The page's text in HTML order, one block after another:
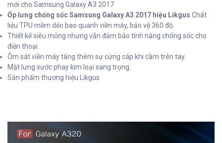
mới cho Samsung Galaxy A3 2017
Ốp lưng chống sốc Samsung Galaxy A3 2017 hiệu Likgus Chất
liệu TPU mềm dẻo bao quanh viền máy, bảo vệ 360 độ.
Thiết kế siêu mỏng nhưng vẫn đảm bảo tính năng chống sốc cho
điện thoại.
Ôm sát viền máy tăng thêm sự cứng cáp khi cầm trên tay.
Mặt lưng xước phay kim loại sang trọng.
Sản phẩm thương hiệu Likgus